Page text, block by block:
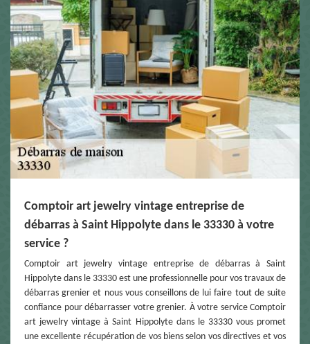
Comptoir art jewelry vintage entreprise de
débarras à Saint Hippolyte dans le 33330 à votre
service ?
Comptoir art jewelry vintage entreprise de débarras à Saint
Hippolyte dans le 33330 est une professionnelle pour vos travaux de
débarras grenier et nous vous conseillons de lui faire tout de suite
confiance pour débarrasser votre grenier. À votre service Comptoir
art jewelry vintage à Saint Hippolyte dans le 33330 vous promet
une excellente récupération de vos biens selon vos directives et vos